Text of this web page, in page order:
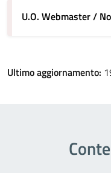
U.O. Webmaster /
Ultimo aggiornamento: